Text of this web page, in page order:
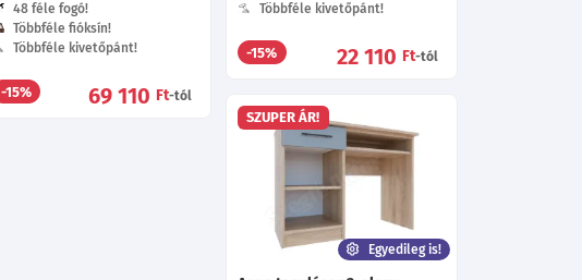
48 féle fogó!
Többféle fióksín!
Többféle kivetőpánt!
-15% 69 110 Ft-tól
Többféle kivetőpánt!
-15% 22 110 Ft-tól
SZUPER ÁR!
Egyedileg is!